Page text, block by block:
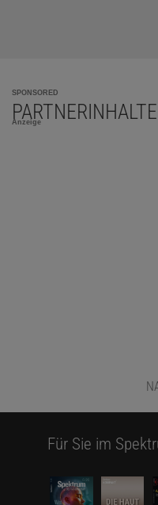
SPONSORED
PARTNERINHALTE
Anzeige
Für Sie im